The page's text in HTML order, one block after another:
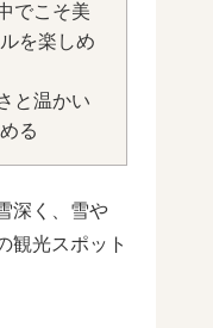
でこそ美
を楽しめ
と温かい
る
深く、雪や
観光スポット